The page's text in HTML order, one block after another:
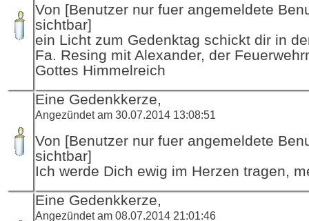
Von [Benutzer nur fuer angemeldete
sichtbar]
ein Licht zum Gedenktag schickt dir in
Fa. Resing mit Alexander, der
Gottes Himmelreich
Eine Gedenkkerze,
Angezündet am 30.07.2014 13:08:51
Von [Benutzer nur fuer angemeldete
sichtbar]
Ich werde Dich ewig im Herzen tragen,
Eine Gedenkkerze,
Angezündet am 08.07.2014 21:01:46